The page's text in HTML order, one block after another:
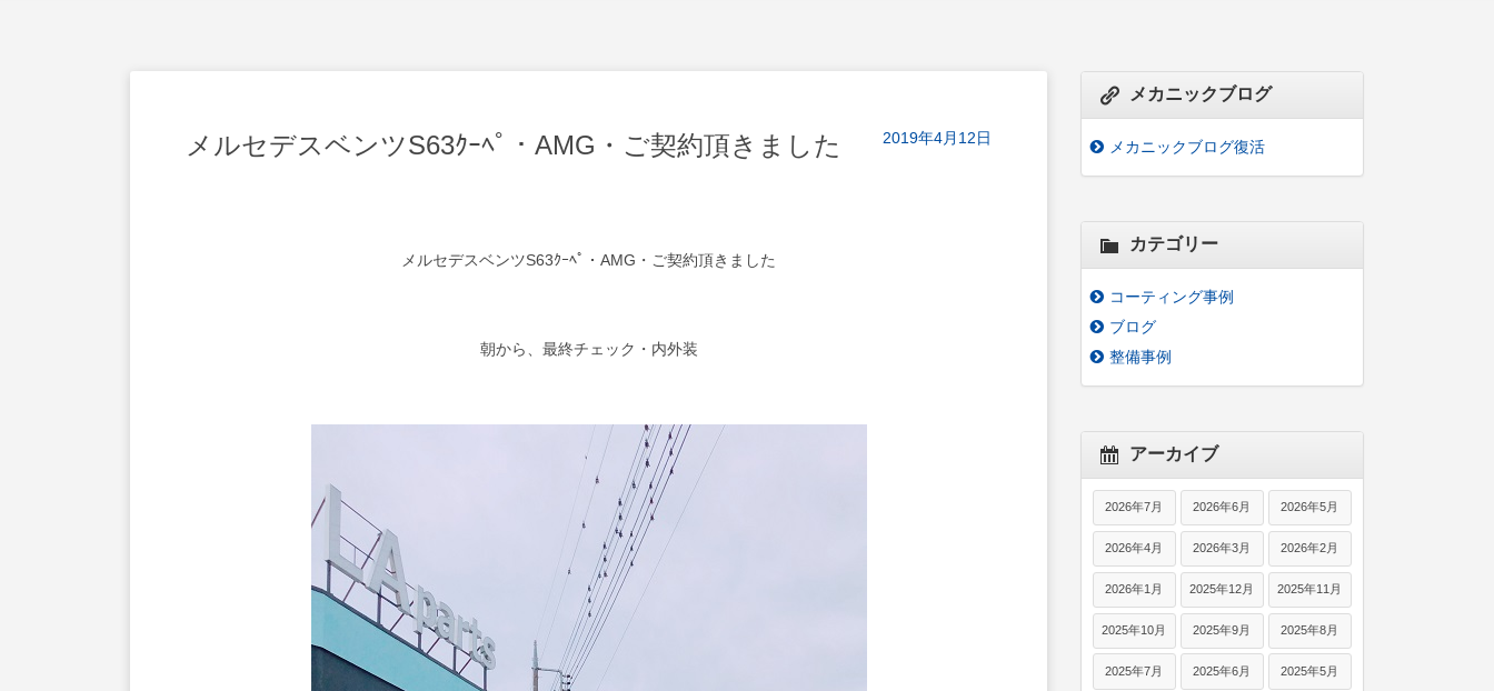
メルセデスベンツS63ｸｰﾍﾟ・AMG・ご契約頂きました 2019年4月12日
メルセデスベンツS63ｸｰﾍﾟ・AMG・ご契約頂きました
朝から、最終チェック・内外装
メカニックブログ
メカニックブログ復活
カテゴリー
コーティング事例
ブログ
整備事例
アーカイブ
2026年7月 2026年6月 2026年5月
2026年4月 2026年3月 2026年2月
2026年1月 2025年12月 2025年11月
2025年10月 2025年9月 2025年8月
2025年7月 2025年6月 2025年5月